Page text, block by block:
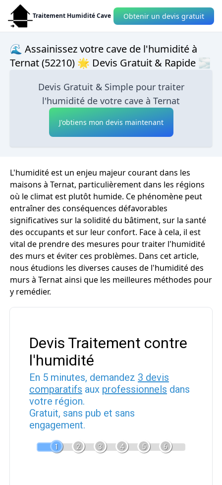
Traitement Humidité Cave Obtenir un devis gratuit
🌊 Assainissez votre cave de l'humidité à
Ternat (52210) 🌟 Devis Gratuit & Rapide 🌫
Devis Gratuit & Simple pour traiter
l'humidité de votre cave à Ternat
J'obtiens mon devis maintenant
L'humidité est un enjeu majeur courant dans les
maisons à Ternat, particulièrement dans les régions
où le climat est plutôt humide. Ce phénomène peut
entraîner des conséquences défavorables
significatives sur la solidité du bâtiment, sur la santé
des occupants et sur leur confort. Face à cela, il est
vital de prendre des mesures pour traiter l'humidité
des murs et éviter ces problèmes. Dans cet article,
nous étudions les diverses causes de l'humidité des
murs à Ternat ainsi que les meilleures méthodes pour
y remédier.
Devis Traitement contre
l'humidité
En 5 minutes, demandez 3 devis
comparatifs aux professionnels dans
votre région.
Gratuit, sans pub et sans
engagement.
1 2 3 4 5 6